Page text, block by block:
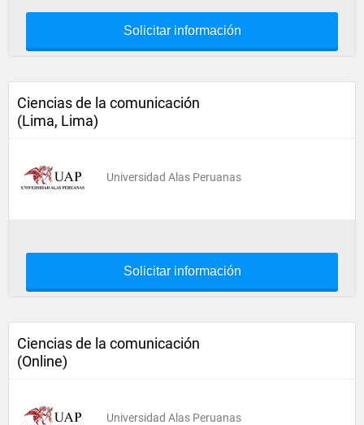
Solicitar información
Ciencias de la comunicación
(Lima, Lima)
Universidad Alas Peruanas
Solicitar información
Ciencias de la comunicación
(Online)
Universidad Alas Peruanas